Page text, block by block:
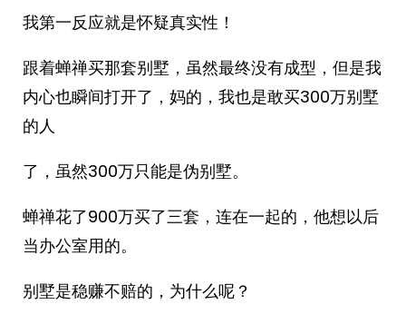
我第一反应就是怀疑真实性！
跟着蝉禅买那套别墅，虽然最终没有成型，但是我
内心也瞬间打开了，妈的，我也是敢买300万别墅
的人
了，虽然300万只能是伪别墅。
蝉禅花了900万买了三套，连在一起的，他想以后
当办公室用的。
别墅是稳赚不赔的，为什么呢？